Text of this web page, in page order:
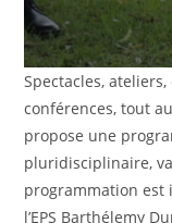
Spectacles,
conférences, tout
propose une
pluridisciplinaire,
programmation est
l’EPS Barthélemy